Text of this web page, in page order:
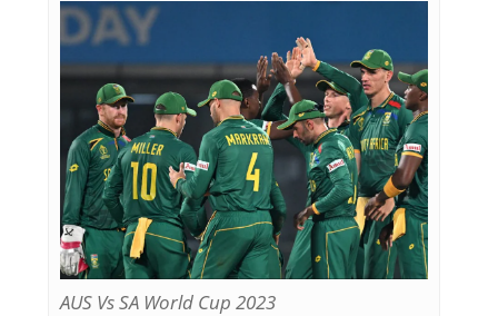
AUS Vs SA World Cup 2023